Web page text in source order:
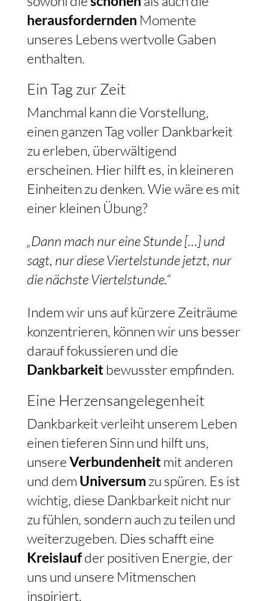
herausfordernden Momente
unseres Lebens wertvolle Gaben
enthalten.
Ein Tag zur Zeit
Manchmal kann die Vorstellung,
einen ganzen Tag voller Dankbarkeit
zu erleben, überwältigend
erscheinen. Hier hilft es, in kleineren
Einheiten zu denken. Wie wäre es mit
einer kleinen Übung?
„Dann mach nur eine Stunde […] und
sagt, nur diese Viertelstunde jetzt, nur
die nächste Viertelstunde.“
Indem wir uns auf kürzere Zeiträume
konzentrieren, können wir uns besser
Dankbarkeitbewusster empfinden.
Eine Herzensangelegenheit
Dankbarkeit verleiht unserem Leben
einen tieferen Sinn und hilft uns,
unsereVerbundenheitmit anderen
und dem Universumzu spüren. Es ist
wichtig, diese Dankbarkeit nicht nur
zu fühlen, sondern auch zu teilen und
Kreislaufder positiven Energie, der
uns und unsere Mitmenschen
inspiriert.